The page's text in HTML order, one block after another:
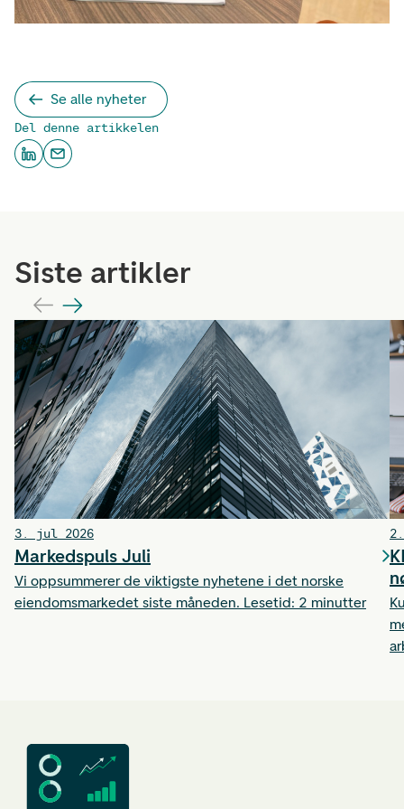
Se alle nyheter
Del denne artikkelen
Siste artikler
3. jul 2026
Markedspuls Juli
Vi oppsummerer de viktigste nyhetene i det norske
eiendomsmarkedet siste måneden. Lesetid: 2 minutter